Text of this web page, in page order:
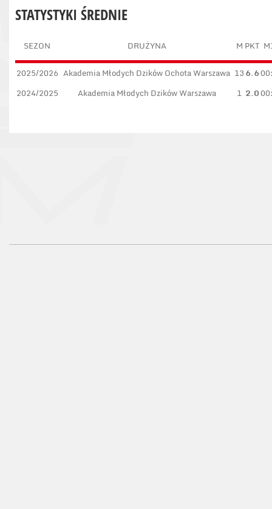
STATYSTYKI ŚREDNIE
SEZON DRUŻYNA M PKT
2025/2026 Akademia Młodych Dzików Ochota Warszawa 136.6
2024/2025
Akademia Młodych Dzików Warszawa 1 2.0